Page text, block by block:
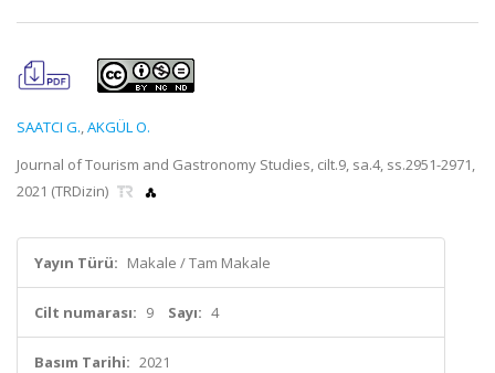
SAATCI G.,AKGÜL O.
Journal of Tourism and Gastronomy Studies, cilt.9, sa.4, ss.2951-2971,
2021 (TRDizin)
Yayın Türü: Makale / Tam Makale
Cilt numarası: 9 Sayı: 4
Basım Tarihi: 2021